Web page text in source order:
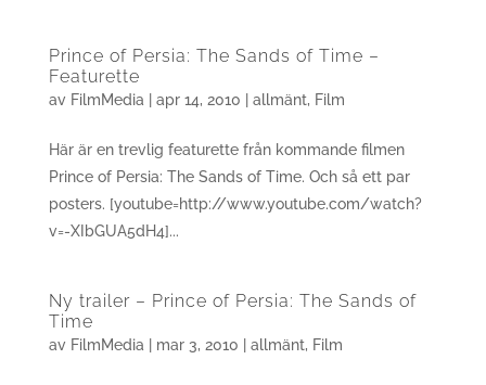
Prince of Persia: The Sands of Time –
Featurette
av FilmMedia apr 14, 2010 allmänt, Film
Här är en trevlig featurette från kommande filmen
Prince of Persia: The Sands of Time. Och så ett par
posters. [youtube=http://www.youtube.com/watch?
v=-XIbGUA5dH4]...
Ny trailer – Prince of Persia: The Sands of
Time
av FilmMedia mar 3, 2010 allmänt, Film